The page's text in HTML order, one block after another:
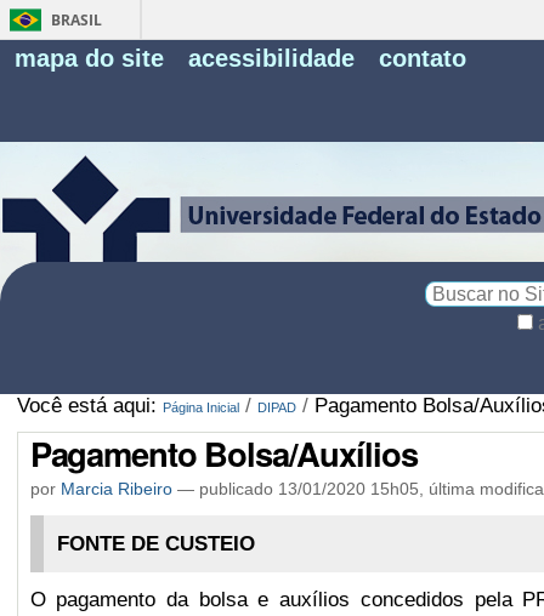
BRASIL
mapa do site acessibilidade contato
Você está aqui: Página Inicial / DIPAD / Pagamento Bolsa/
Pagamento Bolsa/Auxílios
por Marcia Ribeiro— publicado13/01/2020 15h05, última
FONTE DE CUSTEIO
O pagamento da bolsa e auxílios concedidos pela